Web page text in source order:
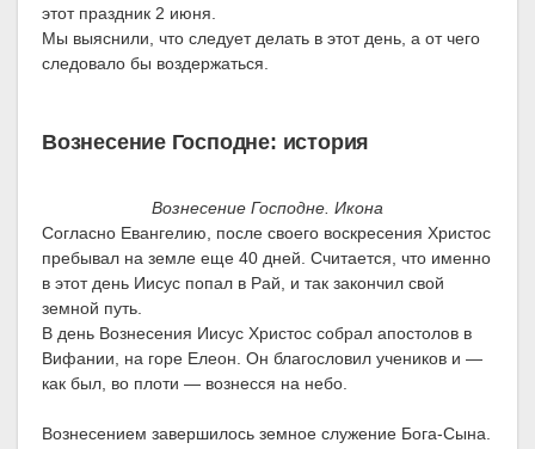
этот праздник 2 июня.
Мы выяснили, что следует делать в этот день, а от чего
следовало бы воздержаться.
Вознесение Господне: история
Вознесение Господне. Икона
Согласно Евангелию, после своего воскресения Христос
пребывал на земле еще 40 дней. Считается, что именно
в этот день Иисус попал в Рай, и так закончил свой
земной путь.
В день Вознесения Иисус Христос собрал апостолов в
Вифании, на горе Елеон. Он благословил учеников и —
как был, во плоти — вознесся на небо.
Вознесением завершилось земное служение Бога-Сына.